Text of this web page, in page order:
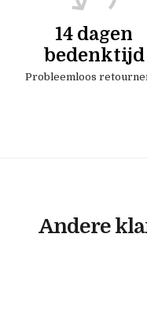
14 dagen
bedenktijd
Probleemloos
Andere